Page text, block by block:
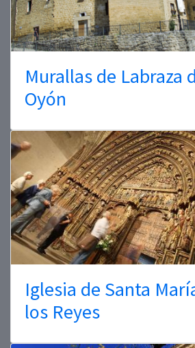
Murallas de Labraza
Oyón
Iglesia de Santa
los Reyes